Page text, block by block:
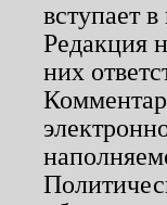
вступает
Редакция
них